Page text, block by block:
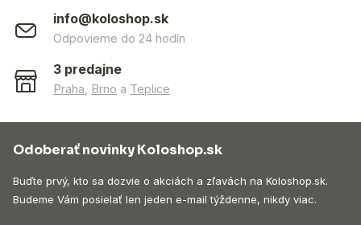
info@koloshop.sk
Odpovieme do 24 hodín
3 predajne
Praha Brno a Teplice
Odoberať novinky Koloshop.sk
Buďte prvý, kto sa dozvie o akciách a zľavách na Koloshop.sk.
Budeme Vám posielať len jeden e-mail týždenne, nikdy viac.